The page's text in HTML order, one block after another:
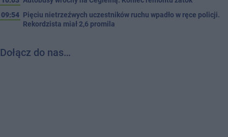
09:54 Pięciu nietrzeźwych uczestników ruchu wpadło w ręce policji.
Rekordzista miał 2,6 promila
Dołącz do nas…